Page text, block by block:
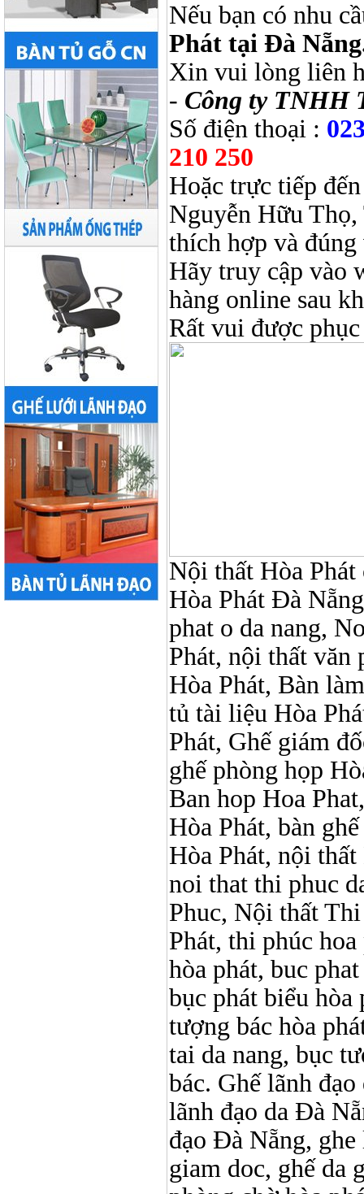
Nếu bạn có nhu
Phát tại Đà
Xin vui lòng liên
- Công ty TNHH
Số điện thoại :
210 250
Hoặc trực tiếp
Nguyễn Hữu Thọ,
thích hợp và
Hãy truy cập vào
hàng online sau
Rất vui được
Nội thất Hòa
Hòa Phát Đà
phat o da nang,
Phát, nội thất văn
Hòa Phát, Bàn
tủ tài liệu Hòa
Phát, Ghế giám
ghế phòng họp
Ban hop Hoa
Hòa Phát, bàn
Hòa Phát, nội
noi that thi phuc
Phuc, Nội thất
Phát, thi phúc
hòa phát, buc
bục phát biểu
tượng bác hòa
tai da nang, bục
bác. Ghế lãnh
lãnh đạo da Đà
đạo Đà Nẵng, ghe
giam doc, ghế da